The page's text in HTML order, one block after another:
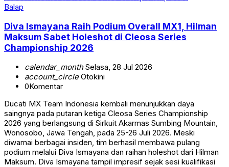
Balap
Diva Ismayana Raih Podium Overall MX1, Hilman
Maksum Sabet Holeshot di Cleosa Series
Championship 2026
calendar_monthSelasa, 28 Jul 2026
account_circleOtokini
0Komentar
Ducati MX Team Indonesia kembali menunjukkan daya
saingnya pada putaran ketiga Cleosa Series Championship
2026 yang berlangsung di Sirkuit Akarmas Sumbing Mountain,
Wonosobo, Jawa Tengah, pada 25-26 Juli 2026. Meski
diwarnai berbagai insiden, tim berhasil membawa pulang
podium melalui Diva Ismayana dan raihan holeshot dari Hilman
Maksum. Diva Ismayana tampil impresif sejak sesi kualifikasi